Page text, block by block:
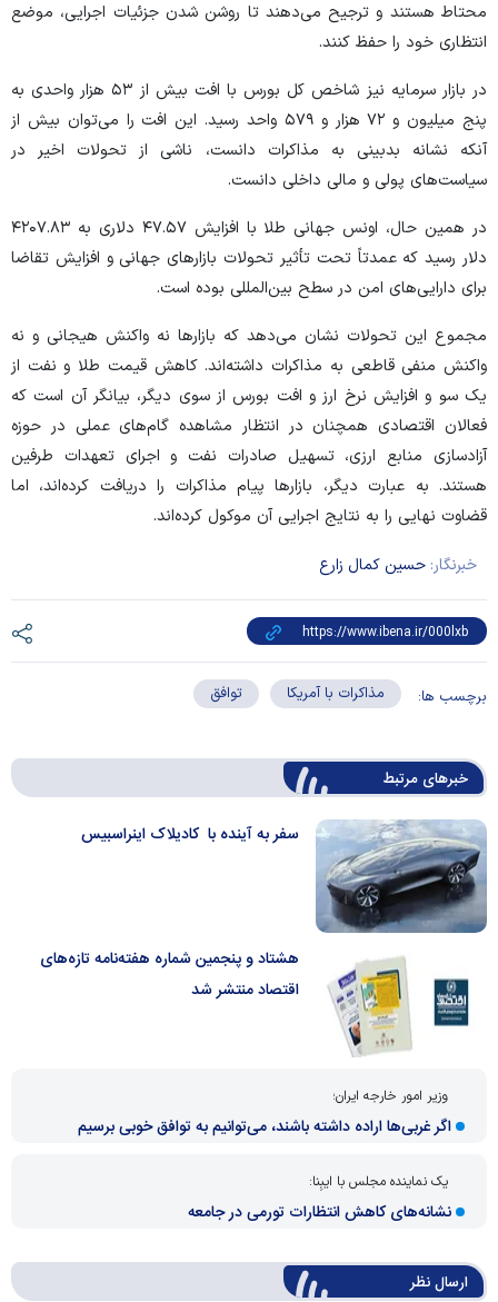
محتاط هستند و ترجیح می‌دهند تا روشن شدن جزئیات اجرایی، موضع
انتظاری خود را حفظ کنند.
در بازار سرمایه نیز شاخص کل بورس با افت بیش از ۵۳ هزار واحدی به
پنج میلیون و ۷۲ هزار و ۵۷۹ واحد رسید. این افت را می‌توان بیش از
آنکه نشانه بدبینی به مذاکرات دانست، ناشی از تحولات اخیر در
سیاست‌های پولی و مالی داخلی دانست.
در همین حال، اونس جهانی طلا با افزایش ۴۷.۵۷ دلاری به ۴۲۰۷.۸۳
دلار رسید که عمدتاً تحت تأثیر تحولات بازار‌های جهانی و افزایش تقاضا
برای دارایی‌های امن در سطح بین‌المللی بوده است.
مجموع این تحولات نشان می‌دهد که بازار‌ها نه واکنش هیجانی و نه
واکنش منفی قاطعی به مذاکرات داشته‌اند. کاهش قیمت طلا و نفت از
یک سو و افزایش نرخ ارز و افت بورس از سوی دیگر، بیانگر آن است که
فعالان اقتصادی همچنان در انتظار مشاهده گام‌های عملی در حوزه
آزادسازی منابع ارزی، تسهیل صادرات نفت و اجرای تعهدات طرفین
هستند. به عبارت دیگر، بازار‌ها پیام مذاکرات را دریافت کرده‌اند، اما
قضاوت نهایی را به نتایج اجرایی آن موکول کرده‌اند.
خبرنگار: حسین کمال زارع
برچسب ها: مذاکرات با آمریکا توافق
خبرهای مرتبط
سفر به آینده با کادیلاک اینراسبیس
هشتاد و پنجمین شماره هفته‌نامه تازه‌های
اقتصاد منتشر شد
وزیر امور خارجه ایران؛
اگر غربی‌ها اراده داشته باشند، می‌توانیم به توافق خوبی برسیم
یک نماینده مجلس با ایبِنا:
نشانه‌های کاهش انتظارات تورمی در جامعه
ارسال‌ نظر